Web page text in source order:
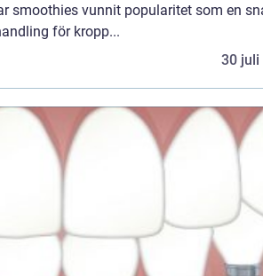
smoothies vunnit popularitet som en
för kropp...
30 juli